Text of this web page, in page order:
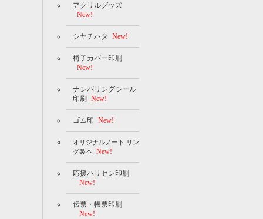
アクリルグッズ
New!
シヤチハタ New!
椅子カバー印刷
New!
ナンバリングシール
印刷
New!
ゴム印 New!
オリジナルノート リン
グ製本 New!
応援ハリセン印刷
New!
伝票・帳票印刷
New!